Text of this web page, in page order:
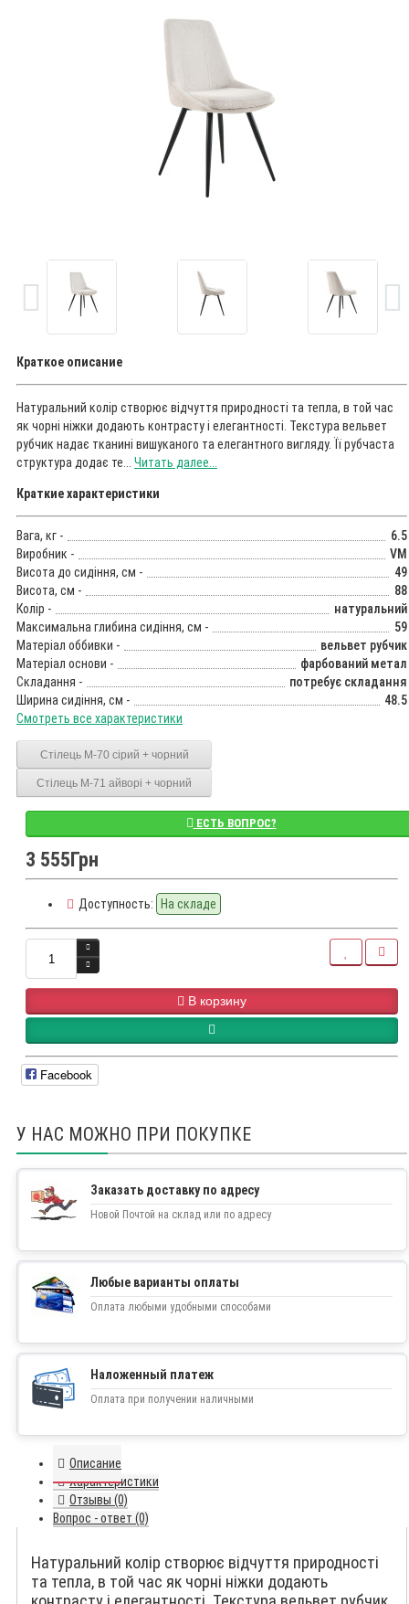
Краткое описание
Натуральний колір створює відчуття природності та тепла, в той час
як чорні ніжки додають контрасту і елегантності. Текстура вельвет
рубчик надає тканині вишуканого та елегантного вигляду. Її рубчаста
структура додає те... Читать далее...
Краткие характеристики
Вага, кг -
6.5
Виробник -
VM
Висота до сидіння, см -
49
Висота, см -
88
Колір -
натуральний
Максимальна глибина сидіння, см -
59
Матеріал оббивки -
вельвет рубчик
Матеріал основи -
фарбований метал
Складання -
потребує складання
Ширина сидіння, см -
48.5
Смотреть все характеристики
Стілець M-70 сірий + чорний
Стілець M-71 айворі + чорний
ЕСТЬ ВОПРОС?
3 555Грн
Доступность: На складе
В корзину
Facebook
У НАС МОЖНО ПРИ ПОКУПКЕ
Заказать доставку по адресу
Новой Почтой на склад или по адресу
Любые варианты оплаты
Оплата любыми удобными способами
Наложенный платеж
Оплата при получении наличными
Описание
Характеристики
Отзывы (0)
Вопрос - ответ (0)
Натуральний колір створює відчуття природності
та тепла, в той час як чорні ніжки додають